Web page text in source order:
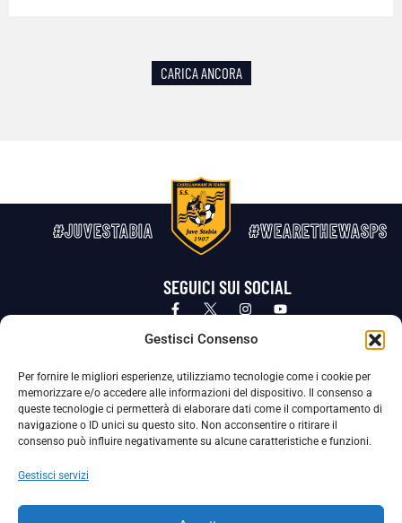
Gestisci Consenso
Per fornire le migliori esperienze, utilizziamo tecnologie come i cookie per
memorizzare e/o accedere alle informazioni del dispositivo. Il consenso a
queste tecnologie ci permetterà di elaborare dati come il comportamento di
navigazione o ID unici su questo sito. Non acconsentire o ritirare il
consenso può influire negativamente su alcune caratteristiche e funzioni.
Gestisci servizi
CARICA ANCORA
#JUVESTABIA #WEARETHEWASPS
SEGUICI SUI SOCIAL
Privacy Policy Cookie Policy
La Società ha nominato il Responsabile della Protezione dei Dati Personali (DPO), figura specializzata che vigila sulle modalità
adottate dalla nostra Società per tutelare i Suoi dati personali.
Per contattare il DPO può scrivere a